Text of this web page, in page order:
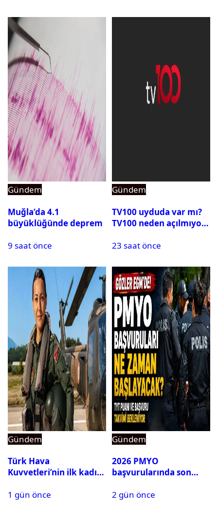
Gündem
Muğla’da 4.1
büyüklüğünde deprem
9 saat önce
Gündem
TV100 uyduda var mı?
TV100 neden açılmıyor?
23 saat önce
Gündem
Türk Hava
Kuvvetleri’nin ilk kadın
Karapınar hakkında
1 gün önce
Gündem
2026 PMYO
başvurularında son
2 gün önce